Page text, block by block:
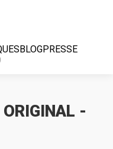
BLOGPRESSE
ORIGINAL -